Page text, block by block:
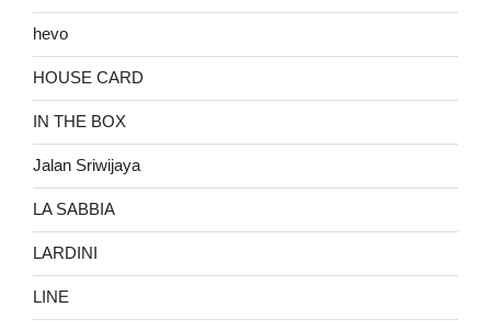
hevo
HOUSE CARD
IN THE BOX
Jalan Sriwijaya
LA SABBIA
LARDINI
LINE